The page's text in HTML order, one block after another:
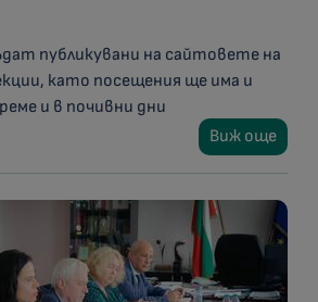
публикувани на сайтовете на
като посещения ще има и
и в почивни дни
Виж още